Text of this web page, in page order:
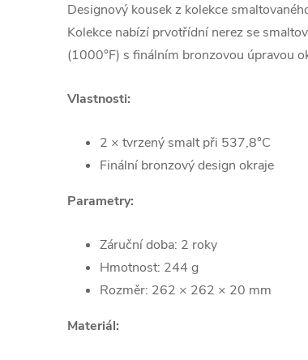
Designový kousek z kolekce
Kolekce nabízí prvotřídní nerez se
(1000°F) s finálním bronzovou úpravou
Vlastnosti:
2 × tvrzený smalt při 537,8°C
Finální bronzový design okraje
Parametry:
Záruční doba: 2 roky
Hmotnost: 244 g
Rozměr: 262 × 262 × 20 mm
Materiál: